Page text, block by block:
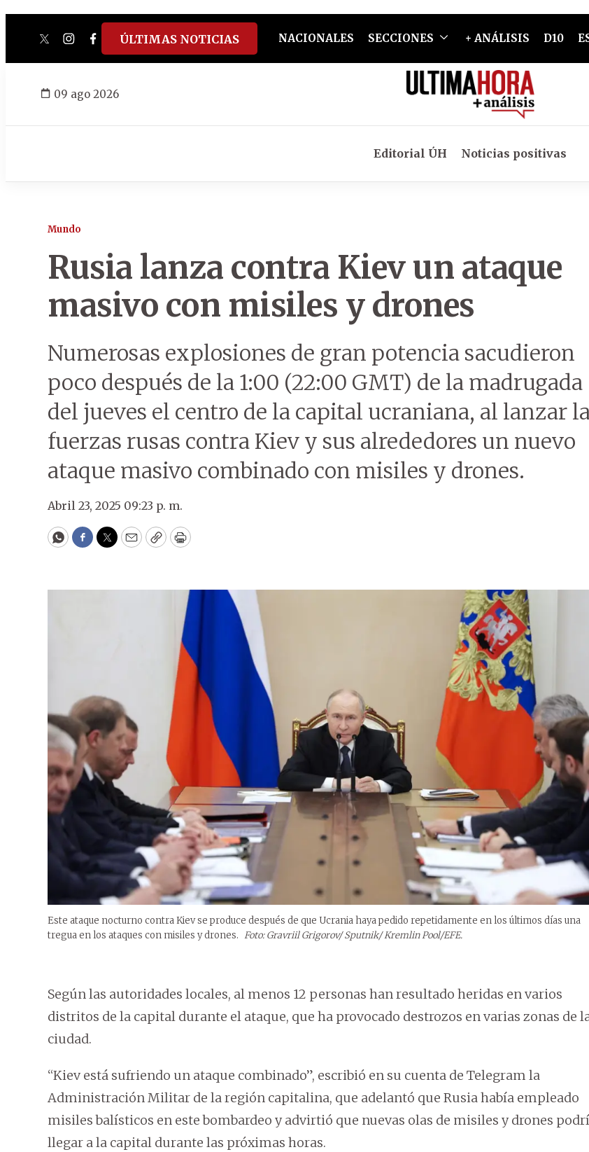
twitterinstagram
facebook
tiktokyoutube
spotify
ÚLTIMAS NOTICIAS NACIONALES SECCIONES + ANÁLISIS D10
09 ago 2026
Editorial ÚH Noticias positivas
Mundo
Rusia lanza contra Kiev un ataque
masivo con misiles y drones
Numerosas explosiones de gran potencia sacudieron
poco después de la 1:00 (22:00 GMT) de la madrugada
del jueves el centro de la capital ucraniana, al lanzar
fuerzas rusas contra Kiev y sus alrededores un nuevo
ataque masivo combinado con misiles y drones.
Abril 23, 2025 09:23 p. m.
WhatsApp
Facebook
Twitter
EmailCopyPrint
Este ataque nocturno contra Kiev se produce después de que Ucrania haya pedido repetidamente en los últimos días una
tregua en los ataques con misiles y drones. Foto: Gravriil Grigorov/ Sputnik/ Kremlin Pool/EFE.
Según las autoridades locales, al menos 12 personas han resultado heridas en varios
distritos de la capital durante el ataque, que ha provocado destrozos en varias zonas de
ciudad.
“Kiev está sufriendo un ataque combinado”, escribió en su cuenta de Telegram la
Administración Militar de la región capitalina, que adelantó que Rusia había empleado
misiles balísticos en este bombardeo y advirtió que nuevas olas de misiles y drones
llegar a la capital durante las próximas horas.